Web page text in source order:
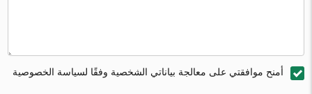
أمنح موافقتي على معالجة بياناتي الشخصية وفقًا لسياسة الخصوصية